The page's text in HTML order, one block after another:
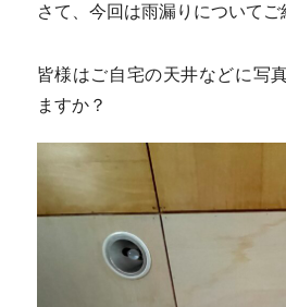
さて、今回は雨漏りについてご
皆様はご自宅の天井などに写
ますか？